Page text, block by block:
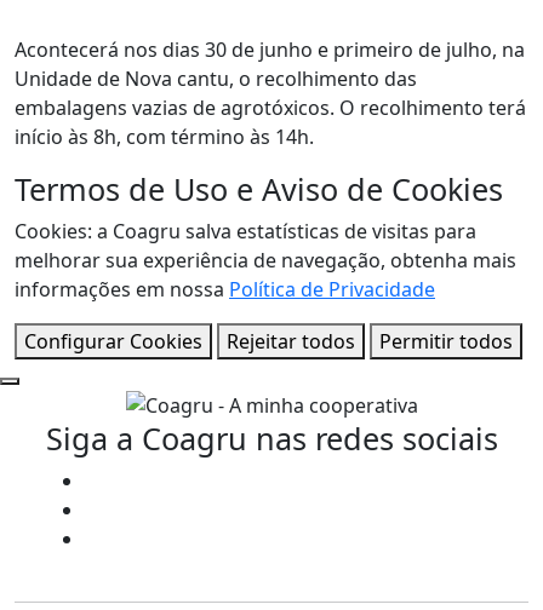
Acontecerá nos dias 30 de junho e primeiro de julho, na
Unidade de Nova cantu, o recolhimento das
embalagens vazias de agrotóxicos. O recolhimento terá
início às 8h, com término às 14h.
Termos de Uso e Aviso de Cookies
Cookies: a Coagru salva estatísticas de visitas para
melhorar sua experiência de navegação, obtenha mais
informações em nossa Política de Privacidade
Configurar Cookies
Rejeitar todos Permitir todos
Siga a Coagru nas redes sociais